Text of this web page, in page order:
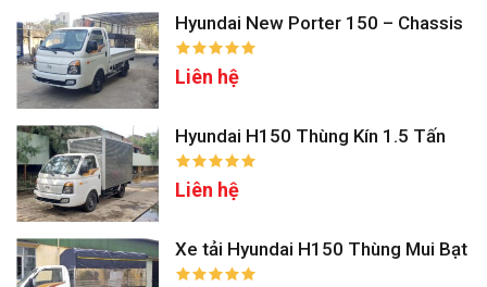
Hyundai New Porter 150 – Chassis
Liên hệ
Hyundai H150 Thùng Kín 1.5 Tấn
Liên hệ
Xe tải Hyundai H150 Thùng Mui Bạt